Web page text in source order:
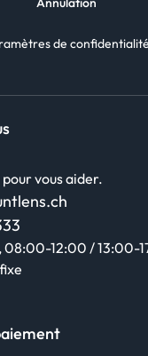
de confidentialité
vous aider.
08:00-12:00 / 13:00-